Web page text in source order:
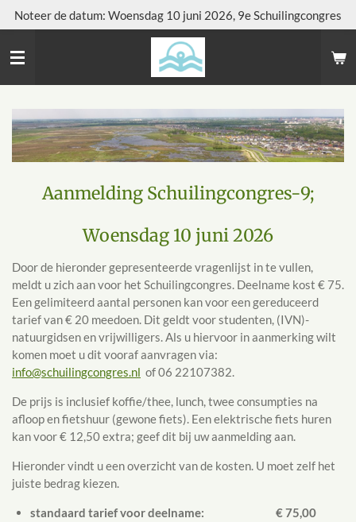
Ga
direct
naar
de
hoofdinhoud
Noteer de datum: Woensdag 10 juni 2026, 9e Schuilingcongres
Aanmelding Schuilingcongres-9;
Woensdag 10 juni 2026
Door de hieronder gepresenteerde vragenlijst in te vullen,
meldt u zich aan voor het Schuilingcongres. Deelname kost € 75.
Een gelimiteerd aantal personen kan voor een gereduceerd
tarief van € 20 meedoen. Dit geldt voor studenten, (IVN)-
natuurgidsen en vrijwilligers. Als u hiervoor in aanmerking wilt
komen moet u dit vooraf aanvragen via:
info@schuilingcongres.nl of 06 22107382.
De prijs is inclusief koffie/thee, lunch, twee consumpties na
afloop en fietshuur (gewone fiets). Een elektrische fiets huren
kan voor € 12,50 extra; geef dit bij uw aanmelding aan.
Hieronder vindt u een overzicht van de kosten. U moet zelf het
juiste bedrag kiezen.
standaard tarief voor deelname:
€ 75,00